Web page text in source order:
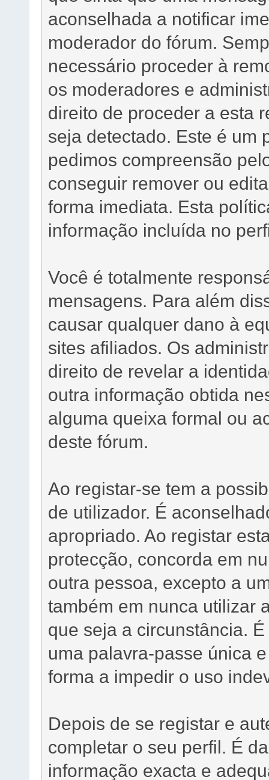
aconselhada a notificar
moderador do fórum.
necessário proceder à
os moderadores e
direito de proceder a esta
seja detectado. Este é um
pedimos compreensão
conseguir remover ou
forma imediata. Esta
informação incluída no
Você é totalmente
mensagens. Para além
causar qualquer dano à
sites afiliados. Os
direito de revelar a
outra informação obtida
alguma queixa formal ou
deste fórum.
Ao registar-se tem a
de utilizador. É
apropriado. Ao registar
protecção, concorda em
outra pessoa, excepto a
também em nunca utilizar
que seja a circunstância.
uma palavra-passe única
forma a impedir o uso
Depois de se registar e
completar o seu perfil. É
informação exacta e